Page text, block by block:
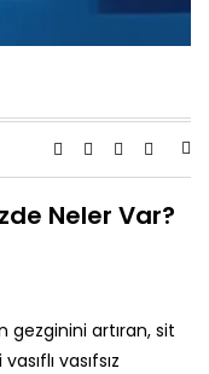
Neler Var?
gezginini artıran, sit
vasıfsız